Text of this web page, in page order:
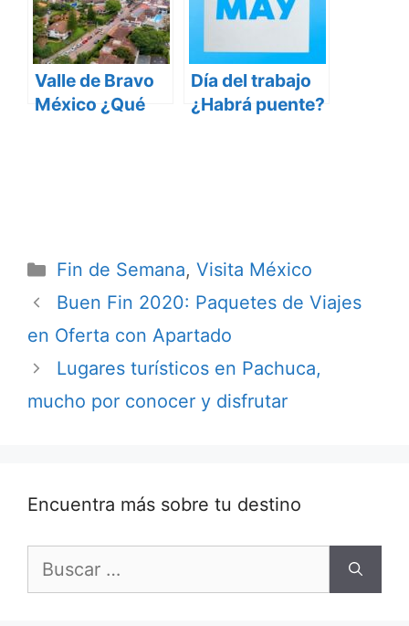
Valle de Bravo
México ¿Qué
Día del trabajo
¿Habrá puente?
Categorías
Fin de Semana, Visita México
Buen Fin 2020: Paquetes de Viajes
en Oferta con Apartado
Lugares turísticos en Pachuca,
mucho por conocer y disfrutar
Encuentra más sobre tu destino